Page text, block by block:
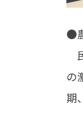
●
の
期